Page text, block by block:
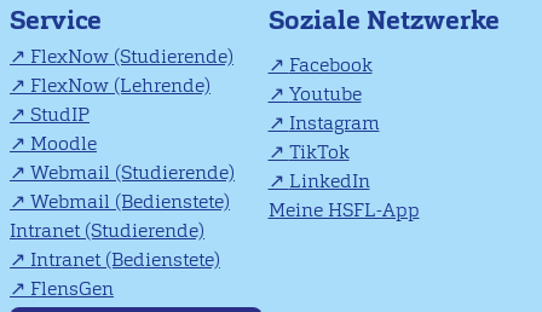
Service
FlexNow (Studierende)
FlexNow (Lehrende)
StudIP
Moodle
Webmail (Studierende)
Webmail (Bedienstete)
Intranet (Studierende)
Intranet (Bedienstete)
FlensGen
Soziale Netzwerke
Facebook
Youtube
Instagram
TikTok
LinkedIn
Meine HSFL-App